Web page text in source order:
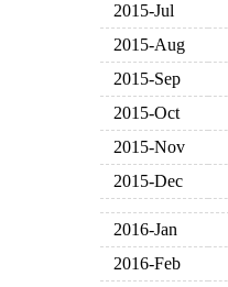
2015-Jul
2015-Aug
2015-Sep
2015-Oct
2015-Nov
2015-Dec
2016-Jan
2016-Feb